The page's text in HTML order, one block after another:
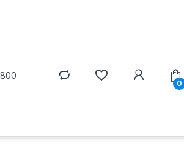
0